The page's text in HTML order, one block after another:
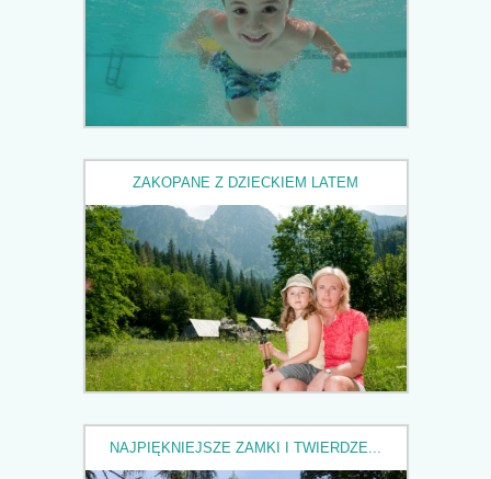
ZAKOPANE Z DZIECKIEM LATEM
NAJPIĘKNIEJSZE ZAMKI I TWIERDZE...